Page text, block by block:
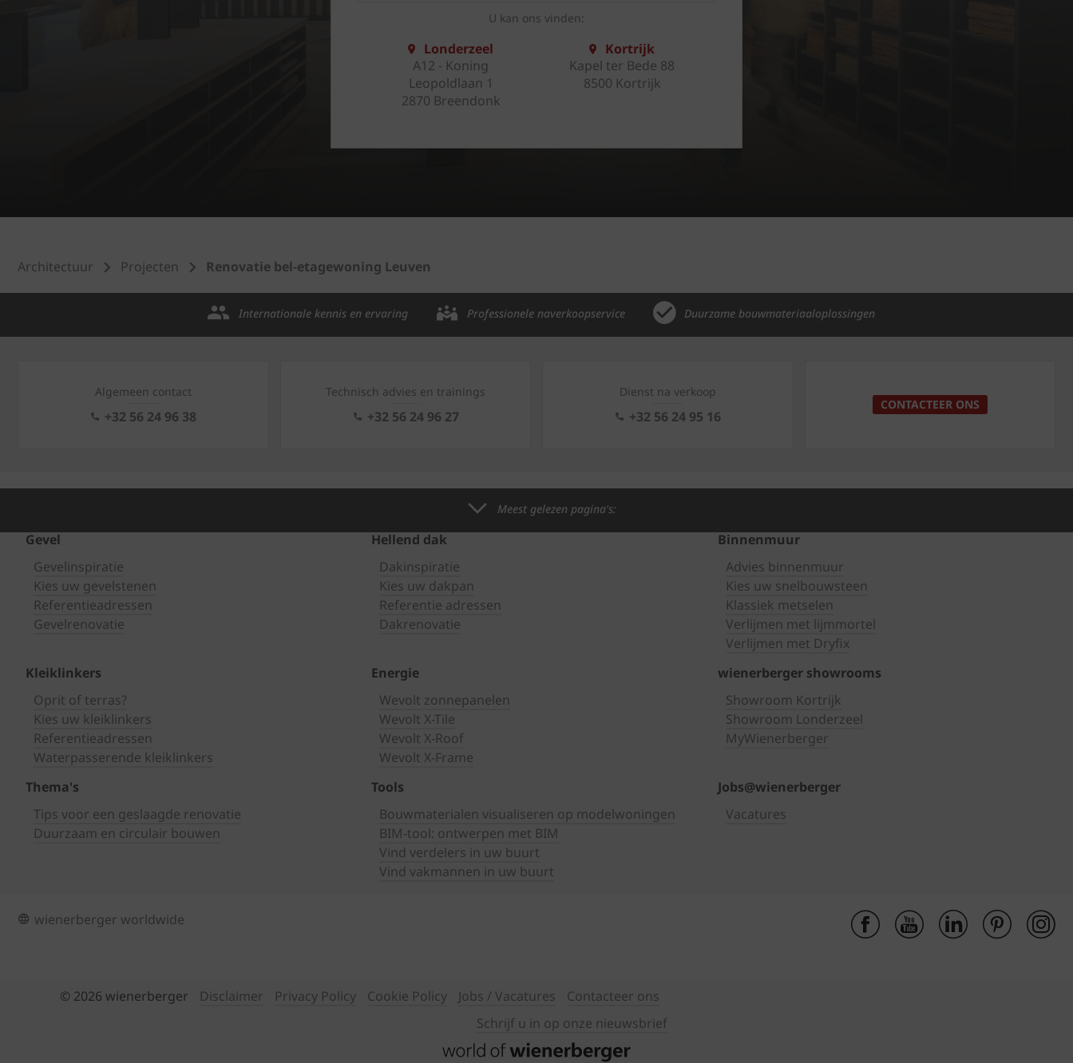
U kan ons vinden:
Londerzeel
A12 - Koning
Leopoldlaan 1
2870 Breendonk
Kortrijk
Kapel ter Bede 88
8500 Kortrijk
Architectuur Projecten Renovatie bel-etagewoning Leuven
Internationale kennis en ervaring Professionele naverkoopservice Duurzame bouwmateriaaloplossingen
Algemeen contact
+32 56 24 96 38
Technisch advies en trainings
+32 56 24 96 27
Dienst na verkoop
+32 56 24 95 16
CONTACTEER ONS
Meest gelezen pagina's:
Gevel
Gevelinspiratie
Kies uw gevelstenen
Referentieadressen
Gevelrenovatie
Hellend dak
Dakinspiratie
Kies uw dakpan
Referentie adressen
Dakrenovatie
Binnenmuur
Advies binnenmuur
Kies uw snelbouwsteen
Klassiek metselen
Verlijmen met lijmmortel
Verlijmen met Dryfix
Kleiklinkers
Oprit of terras?
Kies uw kleiklinkers
Referentieadressen
Waterpasserende kleiklinkers
Energie
Wevolt zonnepanelen
Wevolt X-Tile
Wevolt X-Roof
Wevolt X-Frame
wienerberger showrooms
Showroom Kortrijk
Showroom Londerzeel
MyWienerberger
Thema's
Tips voor een geslaagde renovatie
Duurzaam en circulair bouwen
Tools
Bouwmaterialen visualiseren op modelwoningen
BIM-tool: ontwerpen met BIM
Vind verdelers in uw buurt
Vind vakmannen in uw buurt
Jobs@wienerberger
Vacatures
wienerberger worldwide
© 2026 wienerberger Disclaimer Privacy Policy Cookie Policy Jobs / Vacatures
Contacteer ons
Schrijf u in op onze nieuwsbrief